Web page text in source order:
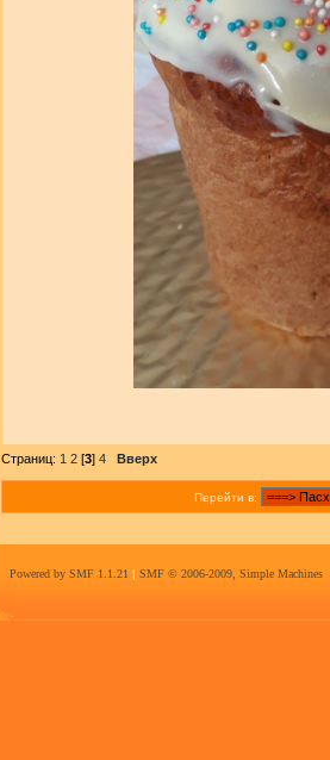
Страниц: 1 2 [3] 4 Вверх
Перейти в:
Powered by SMF 1.1.21 | SMF © 2006-2009, Simple Machines